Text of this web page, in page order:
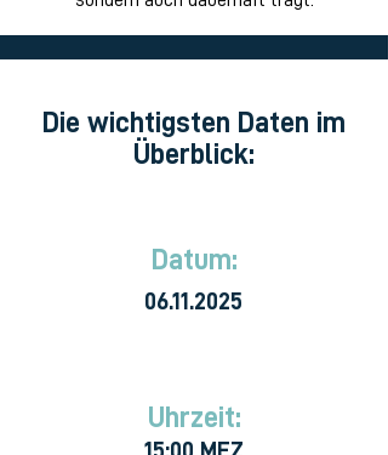
Die wichtigsten Daten im
Überblick:
Datum:
06.11.2025
Uhrzeit:
15:00 MEZ